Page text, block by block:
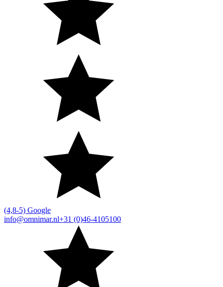
(4,8-5) Google
info@omnimar.nl+31 (0)46-4105100